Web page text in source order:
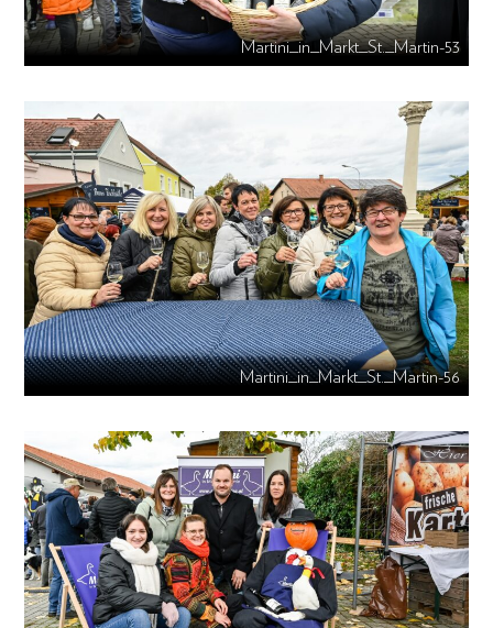
Martini_in_Markt_St._Martin-53
Martini_in_Markt_St._Martin-56